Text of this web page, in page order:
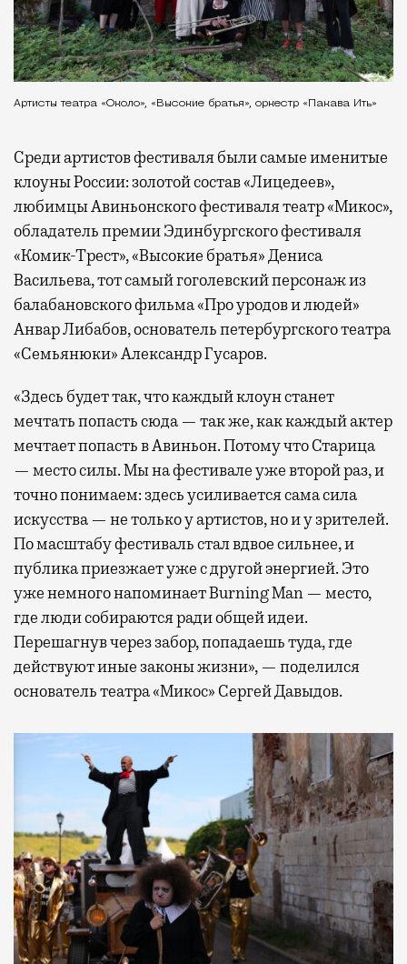
Артисты театра «Около», «Высокие братья», оркестр «Пакава Ить»
Среди артистов фестиваля были самые именитые
клоуны России: золотой состав «Лицедеев»,
любимцы Авиньонского фестиваля театр «Микос»,
обладатель премии Эдинбургского фестиваля
«Комик-Трест», «Высокие братья» Дениса
Васильева, тот самый гоголевский персонаж из
балабановского фильма «Про уродов и людей»
Анвар Либабов, основатель петербургского театра
«Семьянюки» Александр Гусаров.
«Здесь будет так, что каждый клоун станет
мечтать попасть сюда — так же, как каждый актер
мечтает попасть в Авиньон. Потому что Старица
— место силы. Мы на фестивале уже второй раз, и
точно понимаем: здесь усиливается сама сила
искусства — не только у артистов, но и у зрителей.
По масштабу фестиваль стал вдвое сильнее, и
публика приезжает уже с другой энергией. Это
уже немного напоминает Burning Man — место,
где люди собираются ради общей идеи.
Перешагнув через забор, попадаешь туда, где
действуют иные законы жизни», — поделился
основатель театра «Микос» Сергей Давыдов.